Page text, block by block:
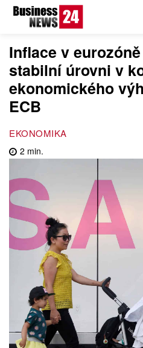
Inflace v
stabilní úrovni v
ekonomického
ECB
EKONOMIKA
2 min.